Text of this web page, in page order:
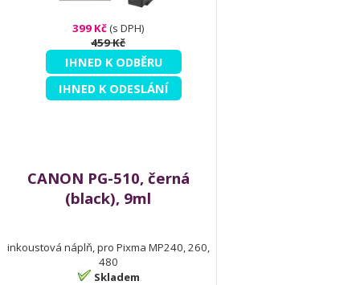
399 Kč(s DPH)
459 Kč
IHNED K ODBĚRU
IHNED K ODESLÁNÍ
CANON PG-510, černá
(black), 9ml
inkoustová náplň, pro Pixma MP240, 260,
480
Skladem